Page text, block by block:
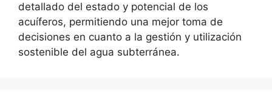
detallado del estado y potencial de los
acuíferos, permitiendo una mejor toma de
decisiones en cuanto a la gestión y utilización
sostenible del agua subterránea.